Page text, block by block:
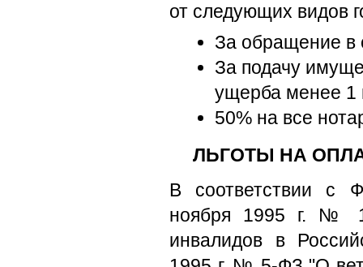
от следующих видов
За обращение в
За подачу
ущерба менее 1
50% на все
ЛЬГОТЫ НА
В соответствии с
ноября 1995 г. №
инвалидов в